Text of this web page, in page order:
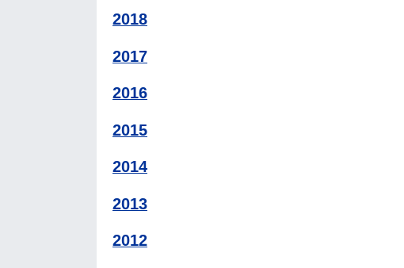
2018
2017
2016
2015
2014
2013
2012